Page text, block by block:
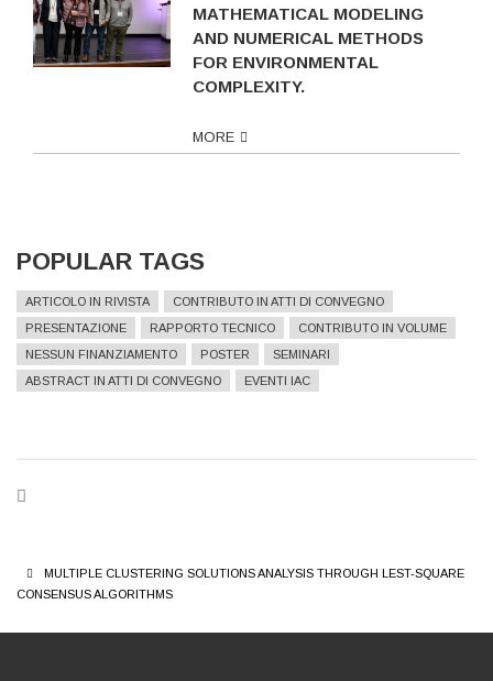
MATHEMATICAL MODELING
AND NUMERICAL METHODS
FOR ENVIRONMENTAL
COMPLEXITY.
MORE
POPULAR TAGS
ARTICOLO IN RIVISTA
CONTRIBUTO IN ATTI DI CONVEGNO
PRESENTAZIONE
RAPPORTO TECNICO
CONTRIBUTO IN VOLUME
NESSUN FINANZIAMENTO
POSTER
SEMINARI
ABSTRACT IN ATTI DI CONVEGNO
EVENTI IAC
BREADCRUMB
MULTIPLE CLUSTERING SOLUTIONS ANALYSIS THROUGH LEST-SQUARE
CONSENSUS ALGORITHMS